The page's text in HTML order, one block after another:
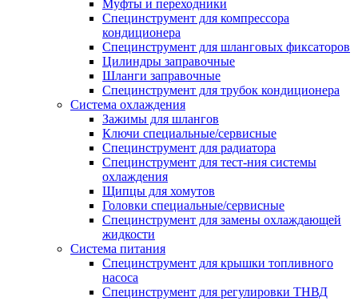
Муфты и переходники
Специнструмент для компрессора
кондиционера
Специнструмент для шланговых фиксаторов
Цилиндры заправочные
Шланги заправочные
Специнструмент для трубок кондиционера
Система охлаждения
Зажимы для шлангов
Ключи специальные/сервисные
Специнструмент для радиатора
Специнструмент для тест-ния системы
охлаждения
Щипцы для хомутов
Головки специальные/сервисные
Специнструмент для замены охлаждающей
жидкости
Система питания
Специнструмент для крышки топливного
насоса
Специнструмент для регулировки ТНВД